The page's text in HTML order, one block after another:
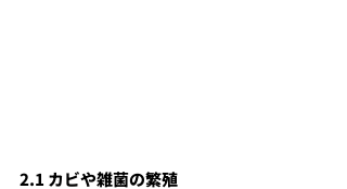
2.1 カビや雑菌の繁殖